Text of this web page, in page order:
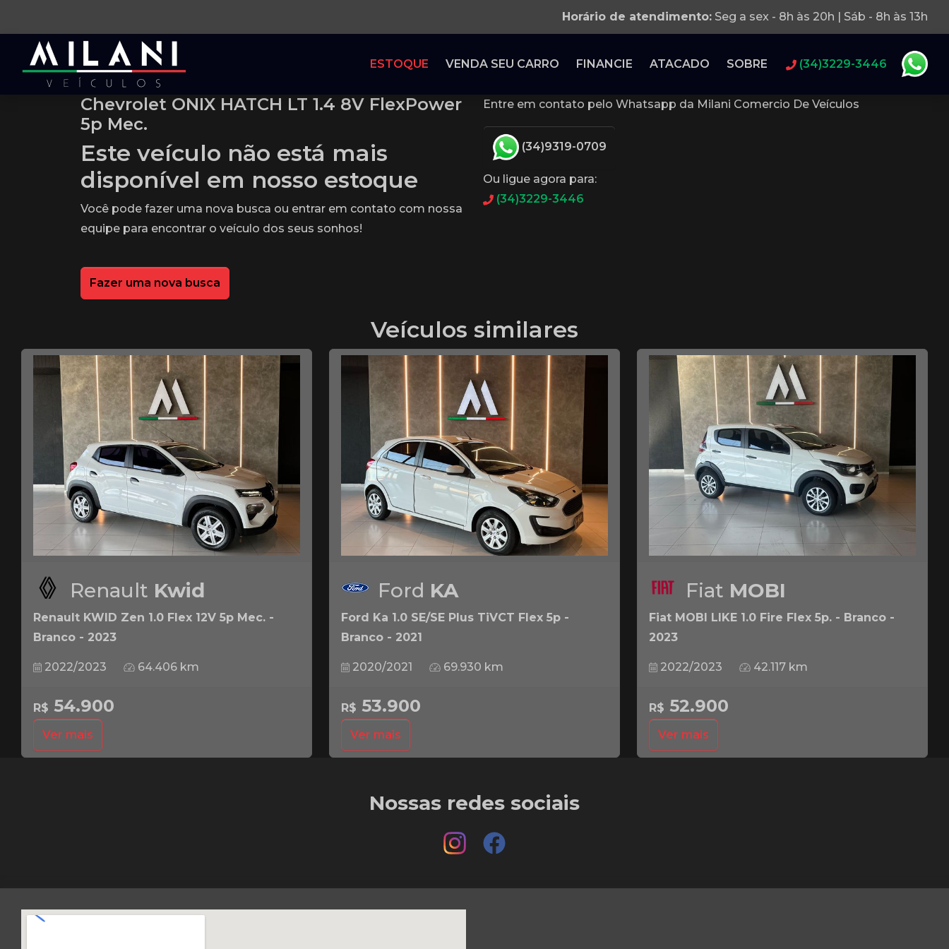
Horário de atendimento: Seg a sex - 8h às 20h | Sáb - 8h às 13h
ESTOQUE VENDA SEU CARRO FINANCIE ATACADO SOBRE (34)3229-3446
Chevrolet ONIX HATCH LT 1.4 8V FlexPower
5p Mec.
Este veículo não está mais
disponível em nosso estoque
Você pode fazer uma nova busca ou entrar em contato com nossa
equipe para encontrar o veículo dos seus sonhos!
Fazer uma nova busca
Entre em contato pelo Whatsapp da Milani Comercio De Veículos
(34)9319-0709
Ou ligue agora para:
(34)3229-3446
Veículos similares
Renault Kwid
Renault KWID Zen 1.0 Flex 12V 5p Mec. -
Branco - 2023
2022/2023 64.406 km
R$ 54.900
Ver mais
Ford KA
Ford Ka 1.0 SE/SE Plus TiVCT Flex 5p -
Branco - 2021
2020/2021 69.930 km
R$ 53.900
Ver mais
Fiat MOBI
Fiat MOBI LIKE 1.0 Fire Flex 5p. - Branco -
2023
2022/2023 42.117 km
R$ 52.900
Ver mais
Nossas redes sociais